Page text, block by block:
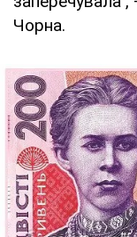
Чорна.